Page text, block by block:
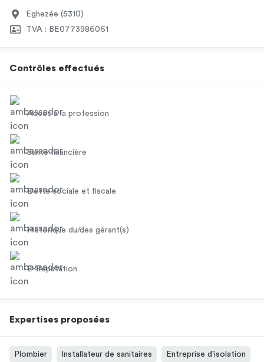
Eghezée (5310)
TVA : BE0773986061
Contrôles effectués
Accès à la profession
Santé financière
Dette sociale et fiscale
Historique du/des gérant(s)
E-Réputation
Expertises proposées
Plombier Installateur de sanitaires Entreprise d'isolation